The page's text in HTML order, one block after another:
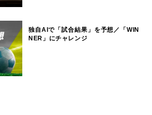
独自AIで「試合結果」を予想／「WIN
NER」にチャレンジ